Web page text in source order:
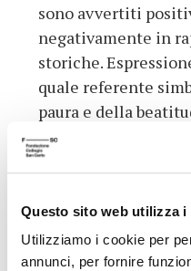
Questo sito web utilizza i
Utilizziamo i cookie per
annunci, per fornire
sono avvertiti
negativamente in
storiche.
quale referente
paura e della
inversione totale
che tutte queste
paure e speranze
l’esperienza della
di una strategia di